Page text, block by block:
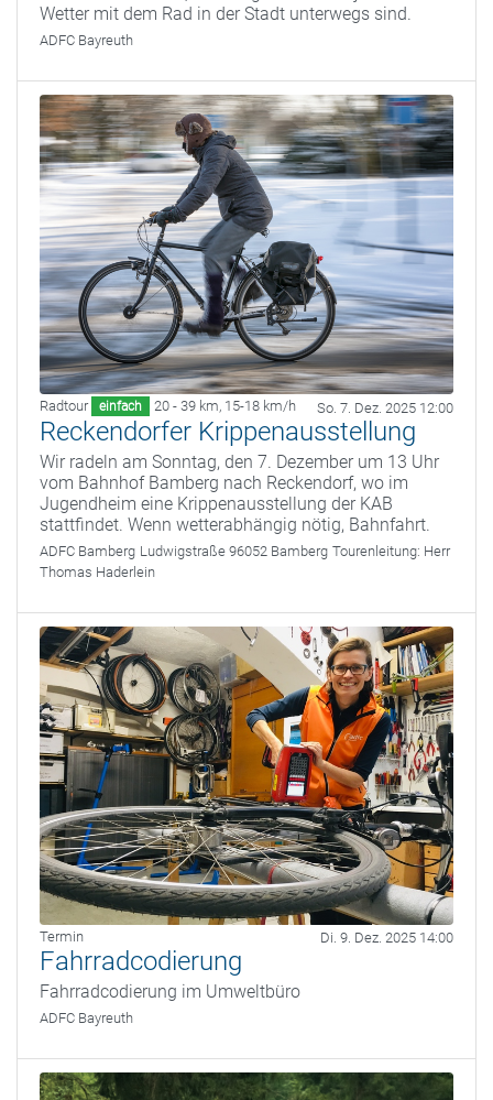
Wetter mit dem Rad in der Stadt unterwegs sind.
ADFC Bayreuth
Radtour einfach 20 - 39 km, 15-18 km/h So. 7. Dez. 2025 12:00
Reckendorfer Krippenausstellung
Wir radeln am Sonntag, den 7. Dezember um 13 Uhr
vom Bahnhof Bamberg nach Reckendorf, wo im
Jugendheim eine Krippenausstellung der KAB
stattfindet. Wenn wetterabhängig nötig, Bahnfahrt.
ADFC Bamberg Ludwigstraße 96052 Bamberg Tourenleitung: Herr
Thomas Haderlein
Termin Di. 9. Dez. 2025 14:00
Fahrradcodierung
Fahrradcodierung im Umweltbüro
ADFC Bayreuth